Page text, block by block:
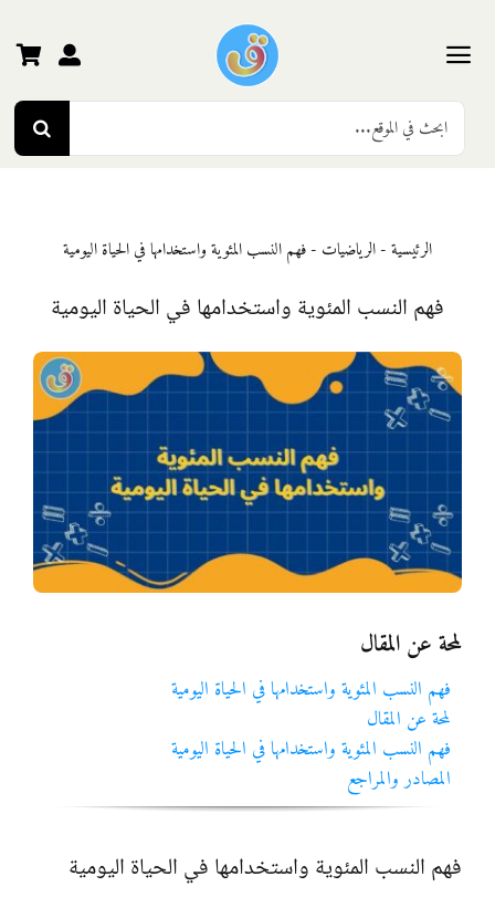
content
Toggle
Navigation
الرئيسية
المرحلة الثانية
المرحلة الثالثة
المواد
أنواع الموارد
الألعاب التفاعلية
Search
for:
الرئيسية-الرياضيات -فهم النسب المئوية واستخدامها في الحياة اليومية
فهم النسب المئوية واستخدامها في الحياة اليومية
لمحة عن المقال
فهم النسب المئوية واستخدامها في الحياة اليومية
لمحة عن المقال
فهم النسب المئوية واستخدامها في الحياة اليومية
المصادر والمراجع
فهم النسب المئوية واستخدامها في الحياة اليومية